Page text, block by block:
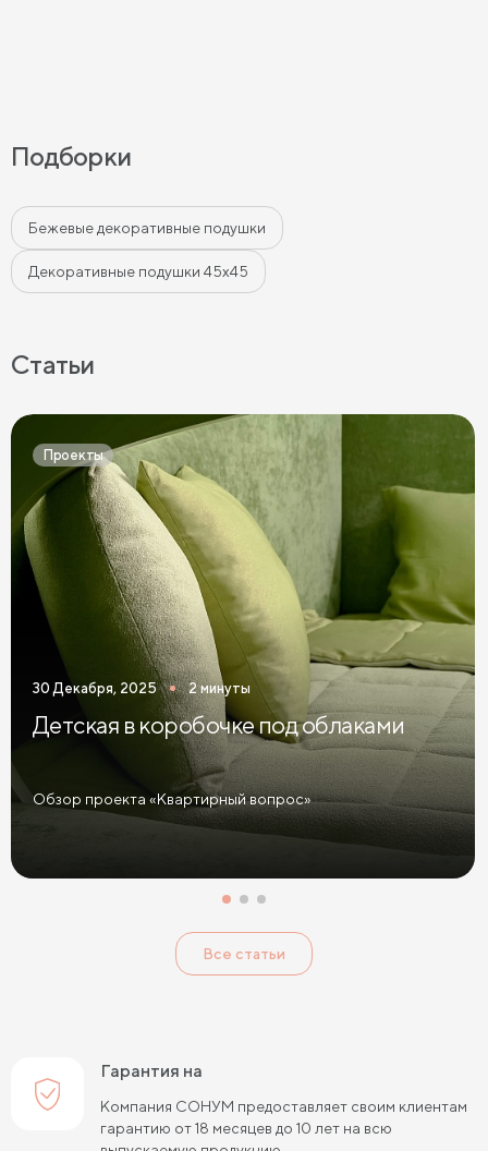
Подборки
Бежевые декоративные подушки
Декоративные подушки 45х45
Статьи
Проекты
30 Декабря, 2025 2 минуты
Детская в коробочке под облаками
Обзор проекта «Квартирный вопрос»
Все статьи
Гарантия на
Компания СОНУМ предоставляет своим клиентам
гарантию от 18 месяцев до 10 лет на всю